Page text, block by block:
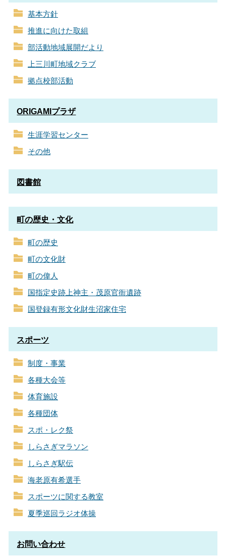
基本方針
推進に向けた取組
部活動地域展開だより
上三川町地域クラブ
拠点校部活動
ORIGAMIプラザ
生涯学習センター
その他
図書館
町の歴史・文化
町の歴史
町の文化財
町の偉人
国指定史跡上神主・茂原官衙遺跡
国登録有形文化財生沼家住宅
スポーツ
制度・事業
各種大会等
体育施設
各種団体
スポ・レク祭
しらさぎマラソン
しらさぎ駅伝
海老原有希選手
スポーツに関する教室
夏季巡回ラジオ体操
お問い合わせ